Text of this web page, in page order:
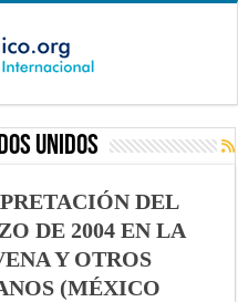
Unidos
DEL
DE 2004 EN LA
Y OTROS
(MÉXICO